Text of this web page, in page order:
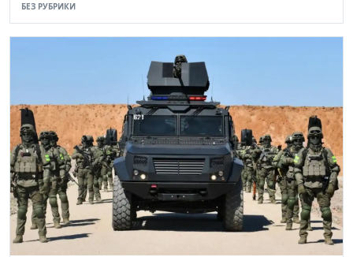
БЕЗ РУБРИКИ